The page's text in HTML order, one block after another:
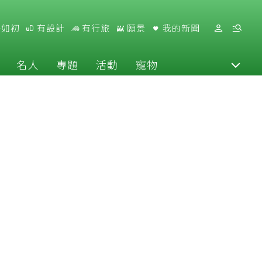
初 有設計 有行旅 願景 我的新聞
名人 專題 活動 寵物